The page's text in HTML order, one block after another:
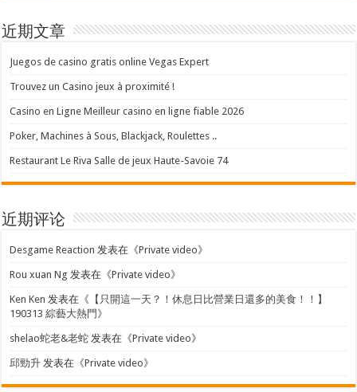
近期文章
Juegos de casino gratis online Vegas Expert
Trouvez un Casino jeux à proximité !
Casino en Ligne Meilleur casino en ligne fiable 2026
Poker, Machines à Sous, Blackjack, Roulettes ..
Restaurant Le Riva Salle de jeux Haute-Savoie 74
近期评论
Desgame Reaction 发表在《Private video》
Rou xuan Ng 发表在《Private video》
Ken Ken 发表在《 【只開這一天？！休息日比營業日還多的美食！！】
190313 綜藝大熱門 》
shelao蛇老&老蛇 发表在《Private video》
邱勁升 发表在《Private video》